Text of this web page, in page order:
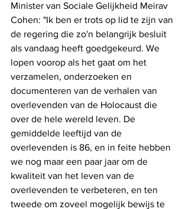
Minister van Sociale Gelijkheid Meirav
Cohen: "Ik ben er trots op lid te zijn van
de regering die zo'n belangrijk besluit
als vandaag heeft goedgekeurd. We
lopen voorop als het gaat om het
verzamelen, onderzoeken en
documenteren van de verhalen van
overlevenden van de Holocaust die
over de hele wereld leven. De
gemiddelde leeftijd van de
overlevenden is 86, en in feite hebben
we nog maar een paar jaar om de
kwaliteit van het leven van de
overlevenden te verbeteren, en ten
tweede om zoveel mogelijk bewijs te